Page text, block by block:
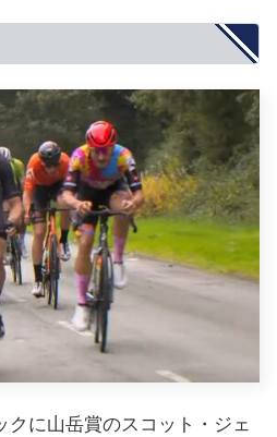
クに山岳賞のスコット・ジェ